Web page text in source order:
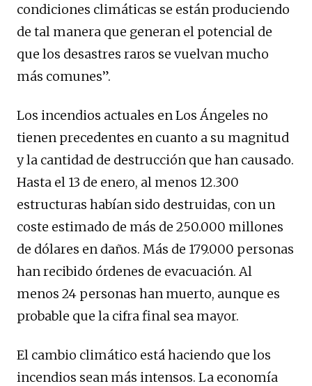
condiciones climáticas se están produciendo
de tal manera que generan el potencial de
que los desastres raros se vuelvan mucho
más comunes”.
Los incendios actuales en Los Ángeles no
tienen precedentes en cuanto a su magnitud
y la cantidad de destrucción que han causado.
Hasta el 13 de enero, al menos 12.300
estructuras habían sido destruidas, con un
coste estimado de más de 250.000 millones
de dólares en daños. Más de 179.000 personas
han recibido órdenes de evacuación. Al
menos 24 personas han muerto, aunque es
probable que la cifra final sea mayor.
El cambio climático está haciendo que los
incendios sean más intensos. La economía